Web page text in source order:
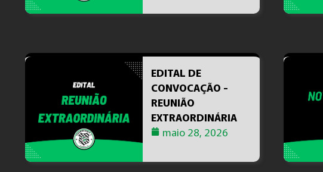
EDITAL DE
CONVOCAÇÃO -
REUNIÃO
EXTRAORDINÁRIA
maio 28, 2026